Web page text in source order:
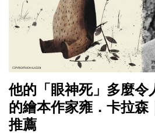
他的「眼神死」多麼
的繪本作家雍．卡拉森
推薦